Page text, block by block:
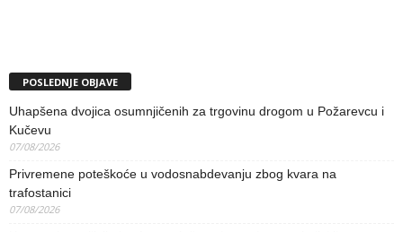
POSLEDNJE OBJAVE
Uhapšena dvojica osumnjičenih za trgovinu drogom u Požarevcu i
Kučevu
07/08/2026
Privremene poteškoće u vodosnabdevanju zbog kvara na
trafostanici
07/08/2026